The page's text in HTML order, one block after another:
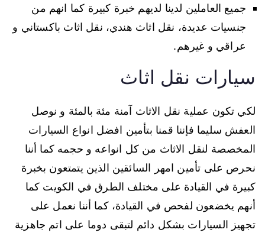
جميع العاملين لدينا لديهم خبرة كبيرة كما انهم من
جنسيات عديدة، نقل اثاث هندي، نقل اثاث باكستاني و
عراقي و غيرهم.
سيارات نقل اثاث
لكي تكون عملية نقل الاثاث آمنة مئة بالمئة و نوصل
العفش سليما فإننا قمنا بتأمين افضل انواع السيارات
المخصصة لنقل الاثاث من كل انواعه و حجمه كما أننا
نحرص على تأمين امهر السائقين الذين يتمتعون بخبرة
كبيرة في القيادة على مختلف الطرق في الكويت كما
أنهم يخضعون لفحص في القيادة، كما أننا نعمل على
تجهيز السيارات بشكل دائم لتبقى دوما على اتم جاهزية